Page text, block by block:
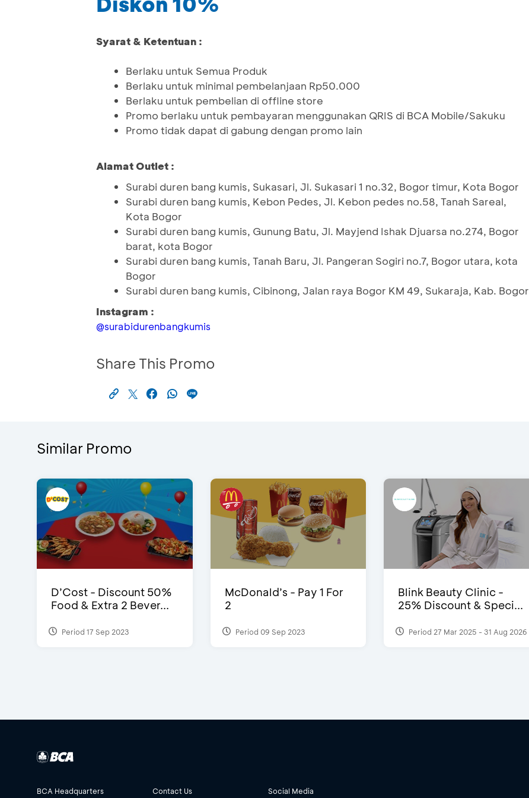
Syarat & Ketentuan :
Berlaku untuk Semua Produk
Berlaku untuk minimal pembelanjaan Rp50.000
Berlaku untuk pembelian di offline store
Promo berlaku untuk pembayaran menggunakan QRIS di BCA Mobile/Sakuku
Promo tidak dapat di gabung dengan promo lain
Alamat Outlet :
Surabi duren bang kumis, Sukasari, Jl. Sukasari 1 no.32, Bogor timur, Kota Bogor
Surabi duren bang kumis, Kebon Pedes, Jl. Kebon pedes no.58, Tanah Sareal,
Kota Bogor
Surabi duren bang kumis, Gunung Batu, Jl. Mayjend Ishak Djuarsa no.274, Bogor
barat, kota Bogor
Surabi duren bang kumis, Tanah Baru, Jl. Pangeran Sogiri no.7, Bogor utara, kota
Bogor
Surabi duren bang kumis, Cibinong, Jalan raya Bogor KM 49, Sukaraja, Kab. Bogor
Instagram :
@surabidurenbangkumis
Share This Promo
Similar Promo
D’Cost - Discount 50%
Food & Extra 2 Bever...
Period 17 Sep 2023
McDonald’s - Pay 1 For
2
Period 09 Sep 2023
Blink Beauty Clinic -
25% Discount & Speci...
Period 27 Mar 2025 - 31 Aug 2026
BCA Headquarters Contact Us Social Media